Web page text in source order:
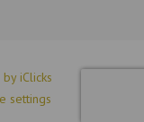
iClicks
settings